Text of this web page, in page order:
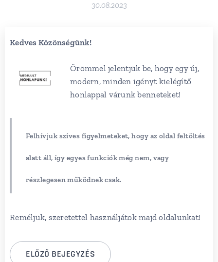
30.08.2023
Kedves Közönségünk!
Örömmel jelentjük be, hogy egy új,
modern, minden igényt kielégítő
honlappal várunk benneteket!
Felhívjuk szíves figyelmeteket, hogy az oldal feltöltés
alatt áll, így egyes funkciók még nem, vagy
részlegesen működnek csak.
Reméljük, szeretettel használjátok majd oldalunkat!
ELŐZŐ BEJEGYZÉS